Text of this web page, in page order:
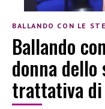
BALLANDO CON LE
Ballando
donna dello
trattativa